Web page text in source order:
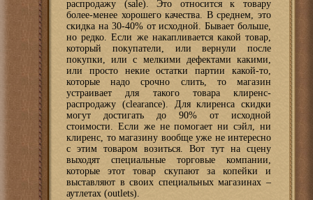
распродажу (sale). Это относится к товару
более-менее хорошего качества. В среднем, это
скидка на 30-40% от исходной. Бывает больше,
но редко. Если же накапливается какой товар,
который покупатели, или вернули после
покупки, или с мелкими дефектами какими,
или просто некие остатки партии какой-то,
которые надо срочно слить, то магазин
устраивает для такого товара клиренс-
распродажу (clearance). Для клиренса скидки
могут достигать до 90% от исходной
стоимости. Если же не помогает ни сэйл, ни
клиренс, то магазину вообще уже не интересно
с этим товаром возиться. Вот тут на сцену
выходят специальные торговые компании,
которые этот товар скупают за копейки и
выставляют в своих специальных магазинах –
аутлетах (outlets).